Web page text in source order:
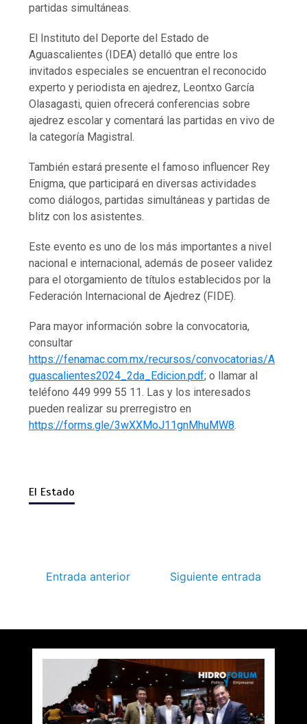
partidas simultáneas.
El Instituto del Deporte del Estado de
Aguascalientes (IDEA) detalló que entre los
invitados especiales se encuentran el reconocido
experto y periodista en ajedrez, Leontxo García
Olasagasti, quien ofrecerá conferencias sobre
ajedrez escolar y comentará las partidas en vivo de
la categoría Magistral.
También estará presente el famoso influencer Rey
Enigma, que participará en diversas actividades
como diálogos, partidas simultáneas y partidas de
blitz con los asistentes.
Este evento es uno de los más importantes a nivel
nacional e internacional, además de poseer validez
para el otorgamiento de títulos establecidos por la
Federación Internacional de Ajedrez (FIDE).
Para mayor información sobre la convocatoria,
consultar
https://fenamac.com.mx/recursos/convocatorias/A
guascalientes2024_2da_Edicion.pdf; o llamar al
teléfono 449 999 55 11. Las y los interesados
pueden realizar su prerregistro en
https://forms.gle/3wXXMoJ11gnMhuMW8.
El Estado
Entrada anterior Siguiente entrada